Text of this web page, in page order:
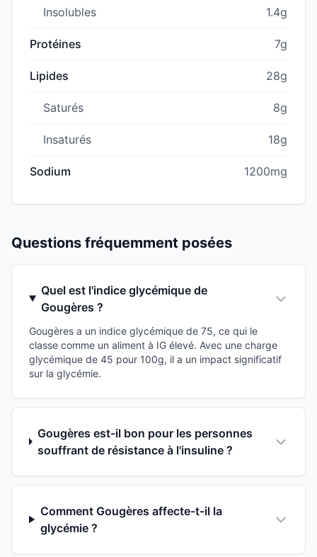
Insolubles 1.4g
Protéines 7g
Lipides 28g
Saturés 8g
Insaturés 18g
Sodium 1200mg
Questions fréquemment posées
Quel est l'indice glycémique de
Gougères ?
Gougères a un indice glycémique de 75, ce qui le
classe comme un aliment à IG élevé. Avec une charge
glycémique de 45 pour 100g, il a un impact significatif
sur la glycémie.
Gougères est-il bon pour les personnes
souffrant de résistance à l'insuline ?
Comment Gougères affecte-t-il la
glycémie ?